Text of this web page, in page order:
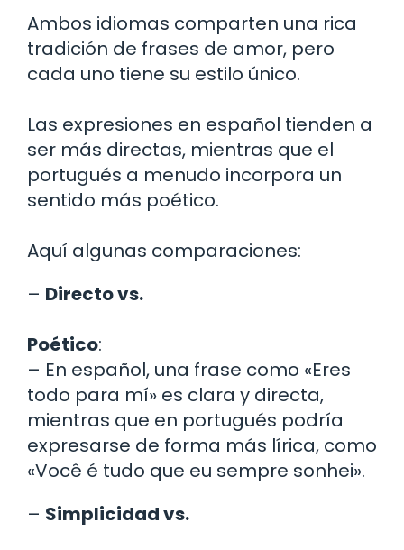
Ambos idiomas comparten una rica
tradición de frases de amor, pero
cada uno tiene su estilo único.
Las expresiones en español tienden a
ser más directas, mientras que el
portugués a menudo incorpora un
sentido más poético.
Aquí algunas comparaciones:
– Directo vs.
Poético:
– En español, una frase como «Eres
todo para mí» es clara y directa,
mientras que en portugués podría
expresarse de forma más lírica, como
«Você é tudo que eu sempre sonhei».
– Simplicidad vs.